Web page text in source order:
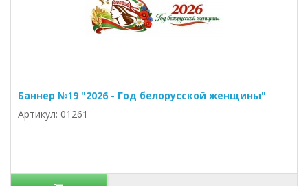
Баннер №19 "2026 - Год белорусской женщины"
Артикул: 01261